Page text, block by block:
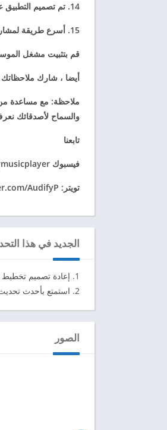
14. تم تصميم التطبيق على أساس مفهوم تصميم المواد لجعل تجربة الأم لمستخدمي أندرويد.
15. أسرع طريقة لمشاركة الأغاني بدون الإنترنت من خلال المشاركة القريبة
قم بتثبيت مشغل الموسيقى (إم بي 3 بلاير) واستمتع
أيضا ، شارك
ملاحظة: مع مساعدة من
والسماح لأصدقائك
تابعنا
فيسبوك Facebook: https://www.facebook.com/audifymusicplayer/
تويتر: https://twitter.com/AudifyP
الجديد في هذا
1. إعادة تصميم تخطيط الفيديو
2. استمتع بأحدث تحديث لدينا حيث قمنا بإصلاح بعض الأخطاء وتحسين تطبيقنا لتوفير تجربة موسيقية سلسة.
الصور